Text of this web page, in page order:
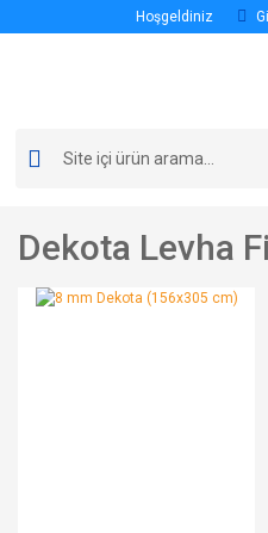
Hoşgeldiniz
Dekota Levha